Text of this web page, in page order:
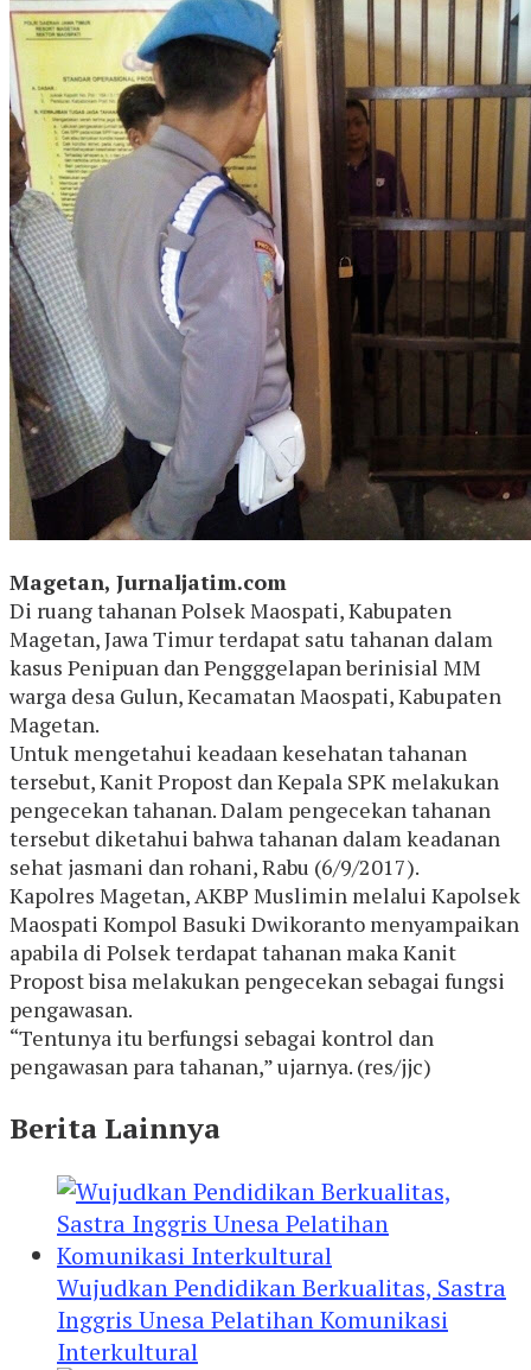
Magetan, Jurnaljatim.com
Di ruang tahanan Polsek Maospati, Kabupaten
Magetan, Jawa Timur terdapat satu tahanan dalam
kasus Penipuan dan Pengggelapan berinisial MM
warga desa Gulun, Kecamatan Maospati, Kabupaten
Magetan.
Untuk mengetahui keadaan kesehatan tahanan
tersebut, Kanit Propost dan Kepala SPK melakukan
pengecekan tahanan. Dalam pengecekan tahanan
tersebut diketahui bahwa tahanan dalam keadanan
sehat jasmani dan rohani, Rabu (6/9/2017).
Kapolres Magetan, AKBP Muslimin melalui Kapolsek
Maospati Kompol Basuki Dwikoranto menyampaikan
apabila di Polsek terdapat tahanan maka Kanit
Propost bisa melakukan pengecekan sebagai fungsi
pengawasan.
“Tentunya itu berfungsi sebagai kontrol dan
pengawasan para tahanan,” ujarnya. (res/jjc)
Berita Lainnya
Wujudkan Pendidikan Berkualitas, Sastra
Inggris Unesa Pelatihan Komunikasi
Interkultural